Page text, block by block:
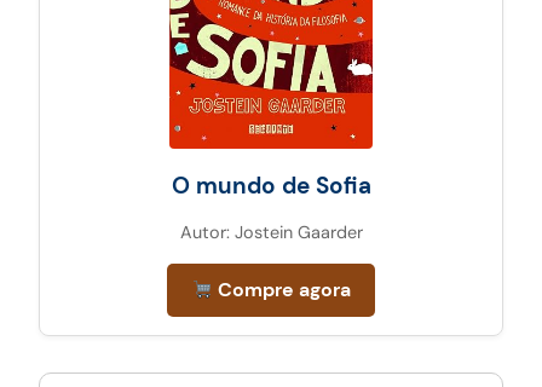
O mundo de Sofia
Autor: Jostein Gaarder
Compre agora